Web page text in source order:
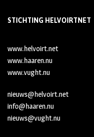
STICHTING HELVOIRTNET
www.helvoirt.net
www.haaren.nu
www.vught.nu
nieuws@helvoirt.net
info@haaren.nu
nieuws@vught.nu